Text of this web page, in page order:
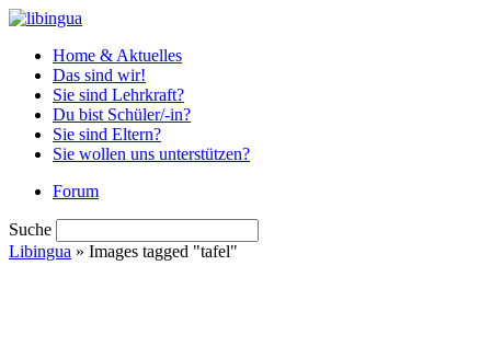
Home & Aktuelles
Das sind wir!
Sie sind Lehrkraft?
Du bist Schüler/-in?
Sie sind Eltern?
Sie wollen uns unterstützen?
Forum
Suche
Libingua » Images tagged "tafel"